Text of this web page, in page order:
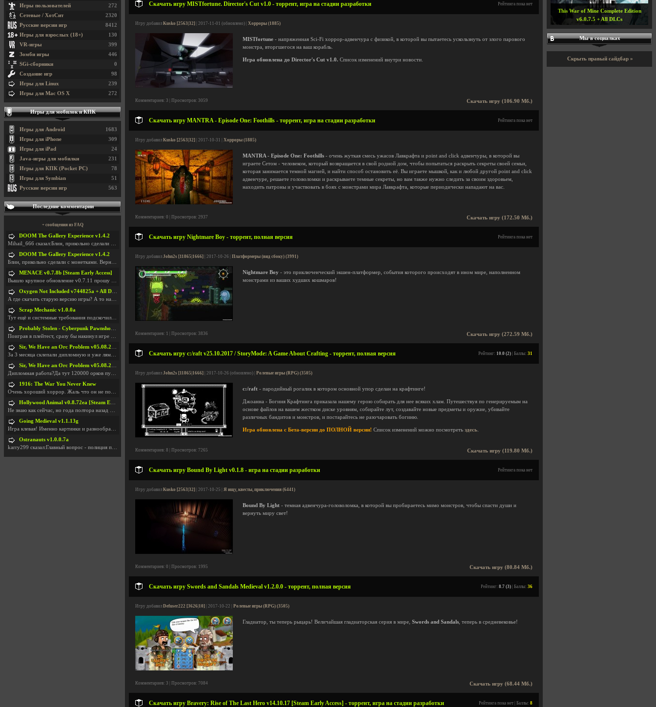
Скачать игру MISTfortune. Director's Cut v1.0 - торрент, игра на стадии разработки Рейтинга пока нет
Игру добавил Kusko [2563|32] | 2017-11-01 (обновлено) | Хорроры (1885)
MISTfortune - напряженная Sci-Fi хоррор-адвенчура с физикой, в которой вы пытаетесь ускользнуть от злого парового
монстра, вторгшегося на ваш корабль.
Игра обновлена до Director's Cut v1.0. Список изменений внутри новости.
Скачать игру (106.90 Мб.)
Комментариев: 3 | Просмотров: 3059
Скачать игру MANTRA - Episode One: Foothills - торрент, игра на стадии разработки Рейтинга пока нет
Игру добавил Kusko [2563|32] | 2017-10-31 | Хорроры (1885)
MANTRA - Episode One: Foothills - очень жуткая смесь ужасов Лавкрафта и point and click адвенчуры, в которой вы
играете Сетом - человеком, который возвращается в свой родной дом, чтобы попытаться раскрыть секреты своей семьи,
которая занимается темной магией, и найти способ остановить её. Вы играете мышкой, как и любой другой point and click
адвенчуре, решаете головоломки и раскрываете темные секреты, но вам также нужно следить за своим здоровьем,
находить патроны и участвовать в боях с монстрами мира Лавкрафта, которые периодически нападают на вас.
Скачать игру (172.50 Мб.)
Комментариев: 0 | Просмотров: 2937
Скачать игру Nightmare Boy - торрент, полная версия Рейтинга пока нет
Игру добавил John2s [11865|1666] | 2017-10-26 | Платформеры (вид сбоку) (3991)
Nightmare Boy - это приключенческий экшен-платформер, события которого происходят в ином мире, наполненном
монстрами из ваших худших кошмаров!
Скачать игру (272.59 Мб.)
Комментариев: 1 | Просмотров: 3836
Скачать игру c:/raft v25.10.2017 / StoryMode: A Game About Crafting - торрент, полная версия Рейтинг: 10.0 (2) | Баллы: 31
Игру добавил John2s [11865|1666] | 2017-10-26 (обновлено) | Ролевые игры (RPG) (3505)
c:/raft - пародийный рогалик в котором основной упор сделан на крафтинге!
Джоанна - Богиня Крафтинга приказала нашему герою собирать для нее всяких хлам. Путешествуя по генерируемым на
основе файлов на вашем жестком диске уровням, собирайте лут, создавайте новые предметы и оружие, убивайте
различных бандитов и монстров, и постарайтесь не разочаровать богиню.
Игра обновлена с Бета-версии до ПОЛНОЙ версии! Список изменений можно посмотреть здесь
Скачать игру (119.80 Мб.)
Комментариев: 8 | Просмотров: 7265
Скачать игру Bound By Light v0.1.8 - игра на стадии разработки Рейтинга пока нет
Игру добавил Kusko [2563|32] | 2017-10-25 | Я ищу, квесты, приключения (6441)
Bound By Light - темная адвенчура-головоломка, в которой вы пробираетесь мимо монстров, чтобы спасти души и
вернуть миру свет!
Скачать игру (80.84 Мб.)
Комментариев: 0 | Просмотров: 1995
Скачать игру Swords and Sandals Medieval v1.2.0.0 - торрент, полная версия Рейтинг: 8.7 (3) | Баллы: 36
Игру добавил Defuser222 [3626|10] | 2017-10-22 | Ролевые игры (RPG) (3505)
Гладиатор, ты теперь рыцарь! Величайшая гладиаторская серия в мире, Swords and Sandals , теперь в средневековье!
Скачать игру (68.44 Мб.)
Комментариев: 3 | Просмотров: 7084
Скачать игру Bravery: Rise of The Last Hero v14.10.17 [Steam Early Access] - торрент, игра на стадии разработки Рейтинга пока нет | Баллы: 8
272
Игры пользователей
2320
Сетевые / ХотСит
8412
Русские версии игр
130
Игры для взрослых (18+)
399
VR-игры
446
Зомби игры
0
SGi-сборники
98
Создание игр
239
Игры для Linux
272
Игры для Mac OS X
Игры для мобилок и КПК
1683
Игры для Android
309
Игры для iPhone
24
Игры для iPad
231
Java-игры для мобилки
78
Игры для КПК (Pocket PC)
51
Игры для Symbian
563
Русские версии игр
Последние комментарии
+ сообщения из FAQ
DOOM The Gallery Experience v1.4.2
Mihail_666 сказал:Блин, прикольно сделали с монетк
DOOM The Gallery Experience v1.4.2
Блин, прикольно сделали с монетками. Вернулся в св
MENACE v0.7.8b [Steam Early Access]
Вышло крупное обновление v0.7.11 прошу обновить
Oxygen Not Included v744825a + All DLC
А где скачать старую версию игры? А то на новой но
Scrap Mechanic v1.0.0a
Тут ещё и системные требования подскочили. Если не
Probably Stolen - Cyberpunk Pawnshop Simulator v048c [Playtest]
Поиграв в плейтест, сразу бы накинул игре наивысши
Sir, We Have an Orc Problem v05.08.2026
За 3 месяца склепали дипломную и уже лям двести ба
Sir, We Have an Orc Problem v05.08.2026
Дипломная работа?Да тут 120000 орков путь выбирают
1916: The War You Never Knew
Очень хороший хоррор. Жаль что он не получил должн
Hollywood Animal v0.8.72ea [Steam Early Access]
Не знаю как сейчас, но года полтора назад игра был
Going Medieval v1.1.13g
Игра клевая! Именно картинки и разнообразия в стро
Ostranauts v1.0.0.7a
karry299 сказал:Главный вопрос - полиция по-прежне
This War of Mine Complete Edition
v6.0.7.5 + All DLCs
Мы в социалках
Скрыть правый сайдбар »